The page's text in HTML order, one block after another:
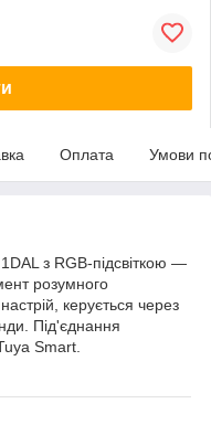
Оплата Умови
з RGB-підсвіткою —
розумного
керується через
Під'єднання
Smart.